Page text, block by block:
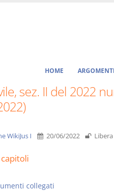
HOME ARGOMENTI
sez. II del 2022
WikiJus I 20/06/2022 Libera
collegati